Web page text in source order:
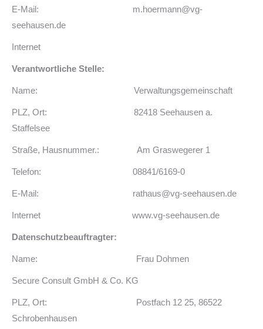
E-Mail: m.hoermann@vg-
seehausen.de
Internet
Verantwortliche Stelle:
Name: Verwaltungsgemeinschaft
PLZ, Ort: 82418 Seehausen a.
Staffelsee
Straße, Hausnummer.: Am Graswegerer 1
Telefon: 08841/6169-0
E-Mail: rathaus@vg-seehausen.de
Internet www.vg-seehausen.de
Datenschutzbeauftragter:
Name: Frau Dohmen
Secure Consult GmbH & Co. KG
PLZ, Ort: Postfach 12 25, 86522
Schrobenhausen